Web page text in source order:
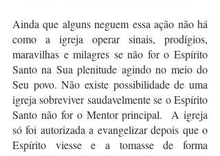
Ainda que alguns neguem essa ação não há
como a igreja operar sinais, prodígios,
maravilhas e milagres se não for o Espírito
Santo na Sua plenitude agindo no meio do
Seu povo. Não existe possibilidade de uma
igreja sobreviver saudavelmente se o Espírito
Santo não for o Mentor principal.  A igreja
só foi autorizada a evangelizar depois que o
Espírito viesse e a tomasse de forma